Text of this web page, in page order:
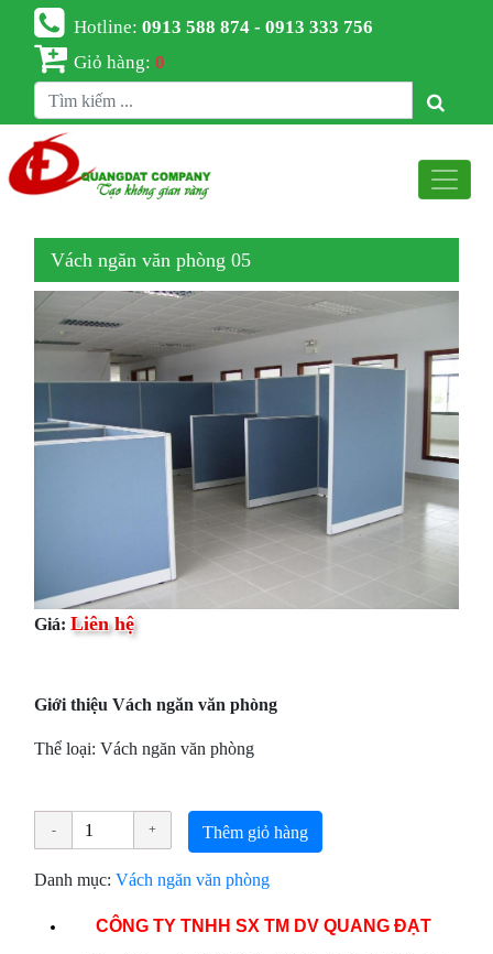
Hotline:0913 588 874 - 0913 333 756
Giỏ hàng:0
Vách ngăn văn phòng 05
Giá: Liên hệ
Giới thiệu Vách ngăn văn phòng
Thể loại: Vách ngăn văn phòng
Thêm giỏ hàng
Danh mục:Vách ngăn văn phòng
CÔNG TY TNHH SX TM DV QUANG ĐẠT